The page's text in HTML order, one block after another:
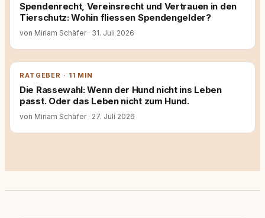
Spendenrecht, Vereinsrecht und Vertrauen in den
Tierschutz: Wohin fliessen Spendengelder?
von Miriam Schäfer · 31. Juli 2026
RATGEBER · 11 MIN
Die Rassewahl: Wenn der Hund nicht ins Leben
passt. Oder das Leben nicht zum Hund.
von Miriam Schäfer · 27. Juli 2026